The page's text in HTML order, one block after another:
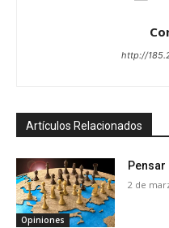
http://
Artículos Relacionados
Opiniones
2 de